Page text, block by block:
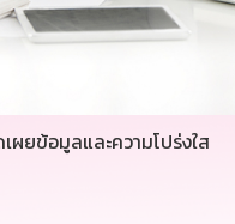
ผยข้อมูลและความโปร่งใส